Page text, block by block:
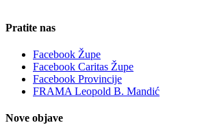
Pratite nas
Facebook Župe
Facebook Caritas Župe
Facebook Provincije
FRAMA Leopold B. Mandić
Nove objave